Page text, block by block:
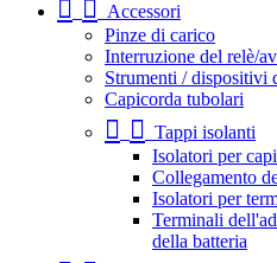
Accessori
Pinze di carico
Interruzione del relè/
Strumenti / dispositivi
Capicorda tubolari
Tappi isolanti
Isolatori per
Collegamento
Isolatori per
Terminali
della batteria